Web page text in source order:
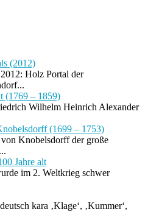
(2012)
Holz Portal der
(1769 – 1859)
Wilhelm Heinrich Alexander
(1699 – 1753)
Knobelsdorff der große
Jahre alt
im 2. Weltkrieg schwer
kara ‚Klage‘, ‚Kummer‘,